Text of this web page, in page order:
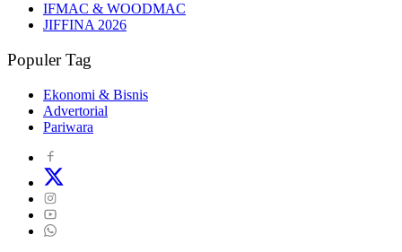
IFMAC & WOODMAC
JIFFINA 2026
Populer Tag
Ekonomi & Bisnis
Advertorial
Pariwara